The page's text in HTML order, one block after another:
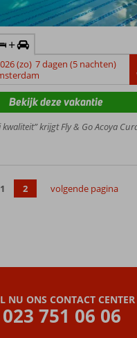
+
(zo) 7 dagen (5 nachten)
kwaliteit” krijgt Fly & Go Acoya
Bekijk deze vakantie
1 2 volgende pagina
NU ONS CONTACT CENTER
023 751 06 06